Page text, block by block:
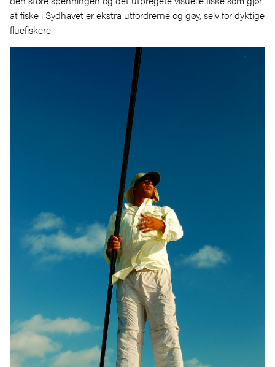
at fiske i Sydhavet er ekstra utfordrerne og gøy, selv for dyktige
fluefiskere.